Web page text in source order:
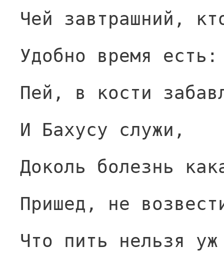
Чей завтрашний,
Удобно время есть:
Пей, в кости
И Бахусу служи,
Доколь болезнь
Пришед, не
Что пить нельзя